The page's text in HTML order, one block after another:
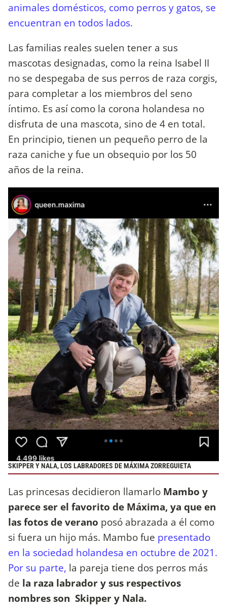
animales domésticos, como perros y gatos, se
encuentran en todos lados.
Las familias reales suelen tener a sus
mascotas designadas, como la reina Isabel II
no se despegaba de sus perros de raza corgis,
para completar a los miembros del seno
íntimo. Es así como la corona holandesa no
disfruta de una mascota, sino de 4 en total.
En principio, tienen un pequeño perro de la
raza caniche y fue un obsequio por los 50
años de la reina.
SKIPPER Y NALA, LOS LABRADORES DE MÁXIMA ZORREGUIETA
Las princesas decidieron llamarlo Mambo y
parece ser el favorito de Máxima, ya que en
las fotos de verano posó abrazada a él como
si fuera un hijo más. Mambo fue presentado
en la sociedad holandesa en octubre de 2021.
Por su parte, la pareja tiene dos perros más
de la raza labrador y sus respectivos
nombres son Skipper y Nala.